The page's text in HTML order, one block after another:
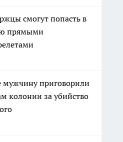
смогут попасть в
прямыми
мужчину приговорили
колонии за убийство